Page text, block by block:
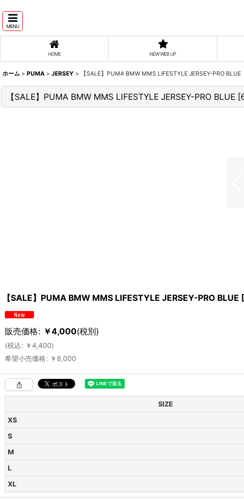
MENU
HOME NEW WEB UP
ホーム > PUMA > JERSEY > 【SALE】PUMA BMW MMS LIFESTYLE JERSEY-PRO BLUE
【SALE】PUMA BMW MMS LIFESTYLE JERSEY-PRO BLUE [
【SALE】PUMA BMW MMS LIFESTYLE JERSEY-PRO BLUE [
販売価格: ￥4,000(税別)
(税込: ￥4,400)
希望小売価格: ￥ 8,000
SIZE
XS
S
M
L
XL